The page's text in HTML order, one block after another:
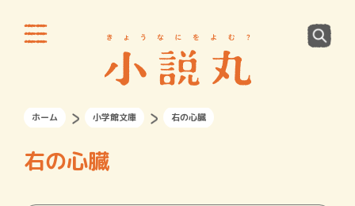
ホーム 小学館文庫 右の心臓
右の心臓